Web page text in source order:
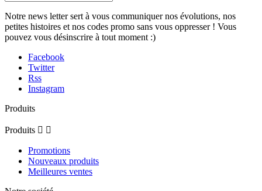
Notre news letter sert à vous communiquer nos évolutions, nos
petites histoires et nos codes promo sans vous oppresser ! Vous
pouvez vous désinscrire à tout moment :)
Facebook
Twitter
Rss
Instagram
Produits
Produits  
Promotions
Nouveaux produits
Meilleures ventes